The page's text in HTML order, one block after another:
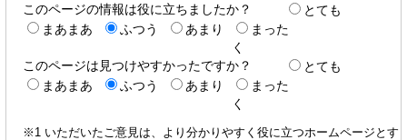
このページの情報は役に立ちましたか？
とても
まあまあ
ふつう あまり
まった
く
このページは見つけやすかったですか？
とても
まあまあ
ふつう あまり
まった
く
※1 いただいたご意見は、より分かりやすく役に立つホームページとす